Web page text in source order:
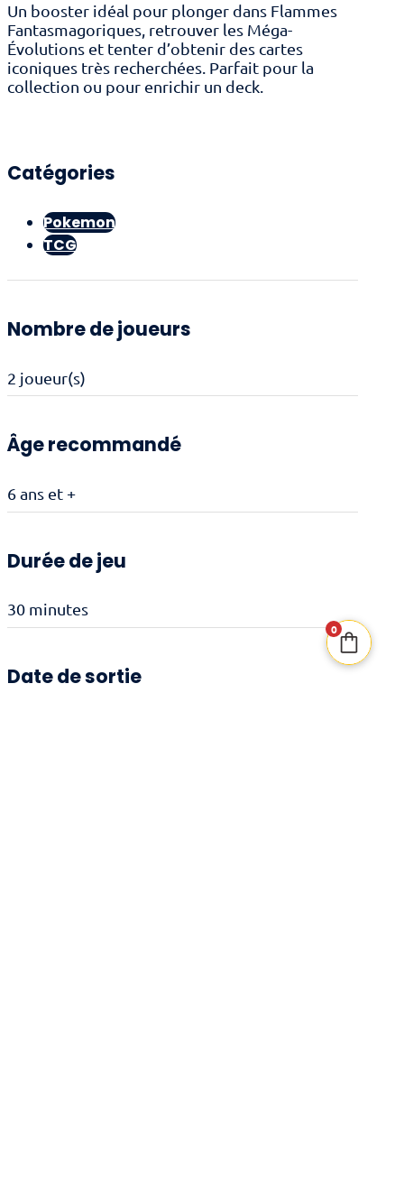
Un booster idéal pour plonger dans Flammes
Fantasmagoriques, retrouver les Méga-
Évolutions et tenter d’obtenir des cartes
iconiques très recherchées. Parfait pour la
collection ou pour enrichir un deck.
Catégories
Pokemon
TCG
Nombre de joueurs
2 joueur(s)
Âge recommandé
6 ans et +
Durée de jeu
30 minutes
Date de sortie
0